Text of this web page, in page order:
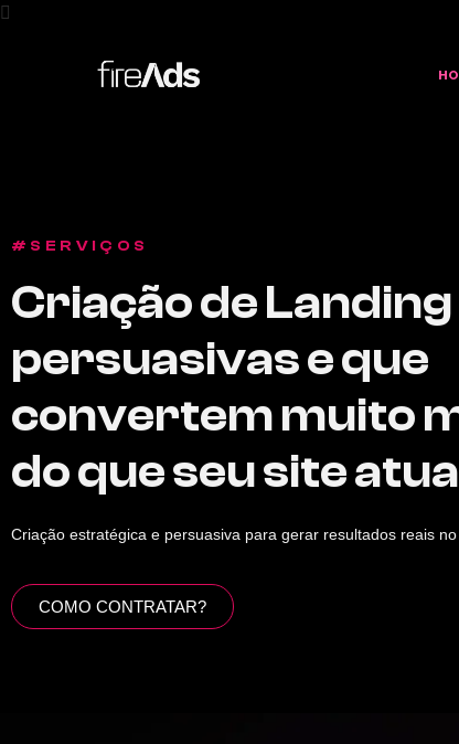
#SERVIÇOS
Criação de Landing
persuasivas e que
convertem muito
do que seu site
Criação estratégica e persuasiva para gerar resultados reais no
COMO CONTRATAR?